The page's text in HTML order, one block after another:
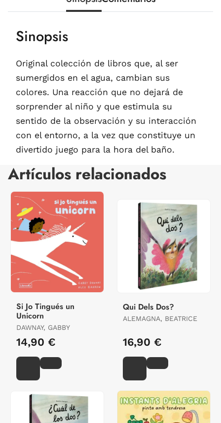
Sinopsis
Original colección de libros que, al ser
sumergidos en el agua, cambian sus
colores. Una reacción que no dejará de
sorprender al niño y que estimula su
sentido de la observación y su interacción
con el entorno, a la vez que constituye un
divertido juego para la hora del baño.
Artículos relacionados
Si Jo Tingués un
Unicorn
DAWNAY, GABBY
14,90 €
Qui Dels Dos?
ALEMAGNA, BEATRICE
16,90 €